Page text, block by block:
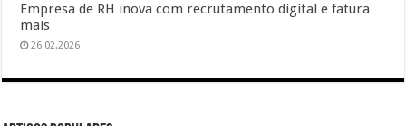
Empresa de RH inova com recrutamento digital e fatura
mais
26.02.2026